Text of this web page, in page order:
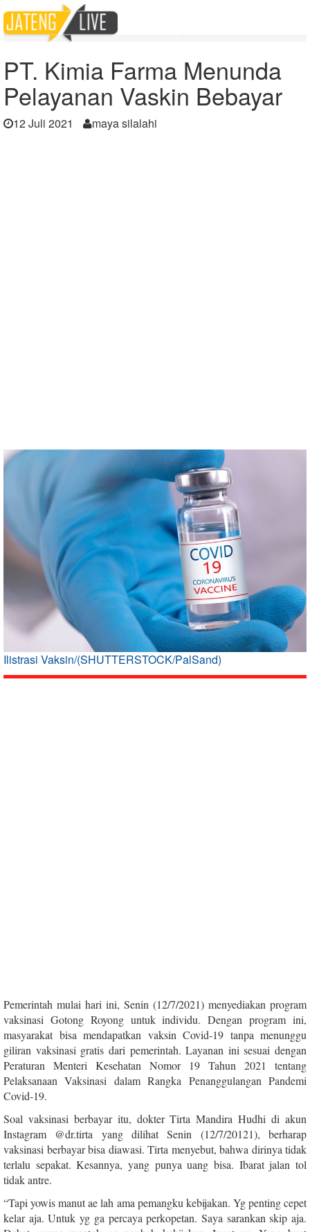
Home
Berita
PT. Kimia Farma Menunda Pelayanan Vaskin Bebayar
PT. Kimia Farma Menunda
Pelayanan Vaskin Bebayar
12 Juli 2021 maya silalahi
Ilistrasi Vaksin/(SHUTTERSTOCK/PalSand)
Pemerintah mulai hari ini, Senin (12/7/2021) menyediakan program
vaksinasi Gotong Royong untuk individu. Dengan program ini,
masyarakat bisa mendapatkan vaksin Covid-19 tanpa menunggu
giliran vaksinasi gratis dari pemerintah. Layanan ini sesuai dengan
Peraturan Menteri Kesehatan Nomor 19 Tahun 2021 tentang
Pelaksanaan Vaksinasi dalam Rangka Penanggulangan Pandemi
Covid-19.
Soal vaksinasi berbayar itu, dokter Tirta Mandira Hudhi di akun
Instagram @dr.tirta yang dilihat Senin (12/7/20121), berharap
vaksinasi berbayar bisa diawasi. Tirta menyebut, bahwa dirinya tidak
terlalu sepakat. Kesannya, yang punya uang bisa. Ibarat jalan tol
tidak antre.
“Tapi yowis manut ae lah ama pemangku kebijakan. Yg penting cepet
kelar aja. Untuk yg ga percaya perkopetan. Saya sarankan skip aja.